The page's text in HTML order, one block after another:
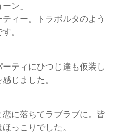
ン」
ィー。トラボルタのよう
。
ティにひつじ達も仮装し
じました。
に落ちてラブラブに。皆
っこりでした。